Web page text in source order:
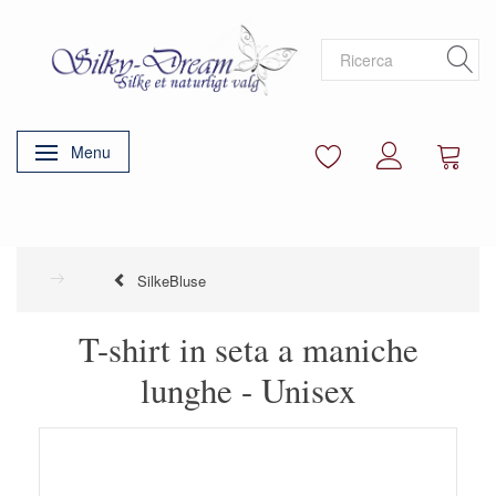
Attiva/disattiva navigazione
Menu
SilkeBluse
T-shirt in seta a maniche
lunghe - Unisex